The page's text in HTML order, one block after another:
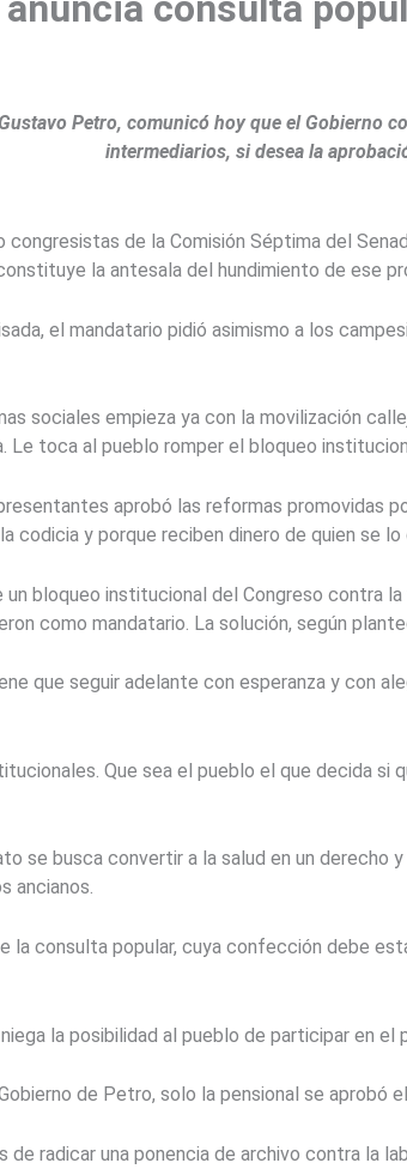
Petro, comunicó hoy que el Gobierno
intermediarios, si desea la
congresistas de la Comisión Séptima del
la antesala del hundimiento de ese
el mandatario pidió asimismo a los
sociales empieza ya con la movilización
Le toca al pueblo romper el bloqueo
aprobó las reformas promovidas
codicia y porque reciben dinero de quien se lo
bloqueo institucional del Congreso contra
como mandatario. La solución, según
que seguir adelante con esperanza y con
Que sea el pueblo el que decida si
se busca convertir a la salud en un derecho
ancianos.
la consulta popular, cuya confección debe
la posibilidad al pueblo de participar en el
de Petro, solo la pensional se aprobó
de radicar una ponencia de archivo contra la